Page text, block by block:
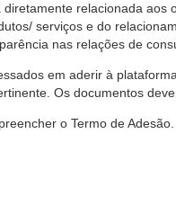
diretamente relacionada aos
serviços e do
nas relações de
em aderir à
Os documentos
o Termo de Adesão.